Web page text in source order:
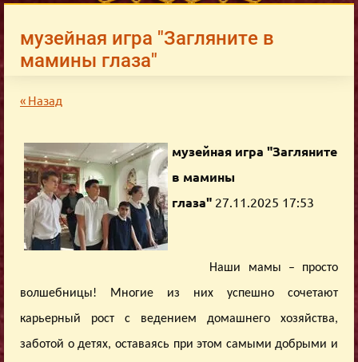
музейная игра "Загляните в
мамины глаза"
« Назад
музейная игра "Загляните
в мамины
глаза" 27.11.2025 17:53
Наши мамы – просто
волшебницы! Многие из них успешно сочетают
карьерный рост с ведением домашнего хозяйства,
заботой о детях, оставаясь при этом самыми добрыми и